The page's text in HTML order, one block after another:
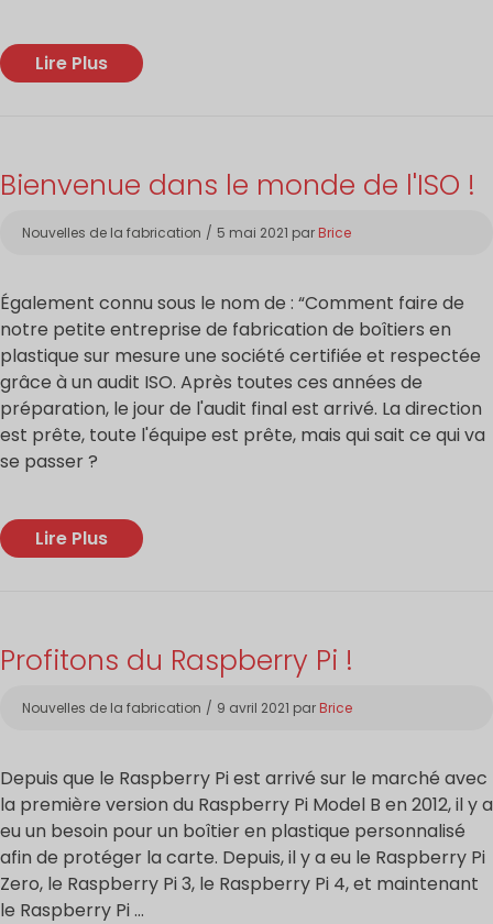
Lire Plus
Bienvenue dans le monde de l'ISO !
Catégories
Nouvelles de la fabrication 5 mai 2021 par Brice
Également connu sous le nom de : “Comment faire de
notre petite entreprise de fabrication de boîtiers en
plastique sur mesure une société certifiée et respectée
grâce à un audit ISO. Après toutes ces années de
préparation, le jour de l'audit final est arrivé. La direction
est prête, toute l'équipe est prête, mais qui sait ce qui va
se passer ?
Lire Plus
Profitons du Raspberry Pi !
Catégories
Nouvelles de la fabrication 9 avril 2021 par Brice
Depuis que le Raspberry Pi est arrivé sur le marché avec
la première version du Raspberry Pi Model B en 2012, il y a
eu un besoin pour un boîtier en plastique personnalisé
afin de protéger la carte. Depuis, il y a eu le Raspberry Pi
Zero, le Raspberry Pi 3, le Raspberry Pi 4, et maintenant
le Raspberry Pi ...